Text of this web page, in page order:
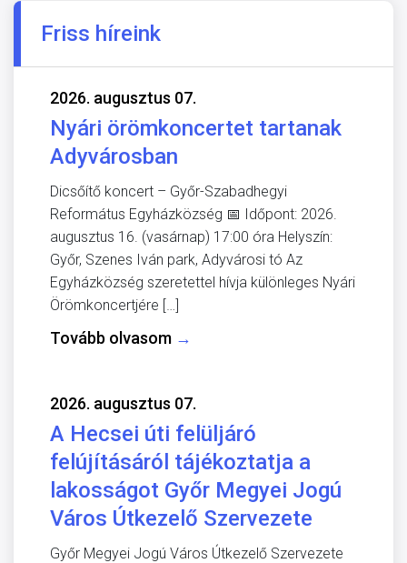
Friss híreink
2026. augusztus 07.
Nyári örömkoncertet tartanak
Adyvárosban
Dicsőítő koncert – Győr-Szabadhegyi
Református Egyházközség 📅 Időpont: 2026.
augusztus 16. (vasárnap) 17:00 óra Helyszín:
Győr, Szenes Iván park, Adyvárosi tó Az
Egyházközség szeretettel hívja különleges Nyári
Örömkoncertjére […]
Tovább olvasom →
2026. augusztus 07.
A Hecsei úti felüljáró
felújításáról tájékoztatja a
lakosságot Győr Megyei Jogú
Város Útkezelő Szervezete
Győr Megyei Jogú Város Útkezelő Szervezete